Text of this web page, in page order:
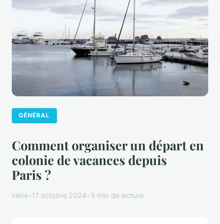
GÉNÉRAL
Comment organiser un départ en
colonie de vacances depuis
Paris ?
iréné•17 octobre 2024•3 min de lecture